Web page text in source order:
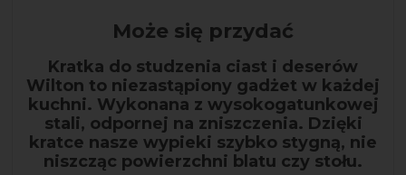
Może się przydać
Kratka do studzenia ciast i deserów
Wilton to niezastąpiony gadżet w każdej
kuchni. Wykonana z wysokogatunkowej
stali, odpornej na zniszczenia. Dzięki
kratce nasze wypieki szybko stygną, nie
niszcząc powierzchni blatu czy stołu.